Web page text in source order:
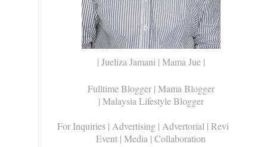
| Jueliza Jamani | Mama Jue |
Fulltime Blogger | Mama Blogger
| Malaysia Lifestyle Blogger
For Inquiries | Advertising | Advertorial | Review |
Event | Media | Collaboration